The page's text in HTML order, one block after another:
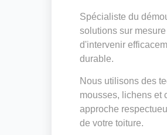
Spécialiste du
solutions sur
d'intervenir
durable.
Nous utilisons des
mousses, lichens et
approche
de votre toiture.